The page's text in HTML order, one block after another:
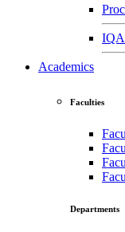
Academics
Faculties
Departments